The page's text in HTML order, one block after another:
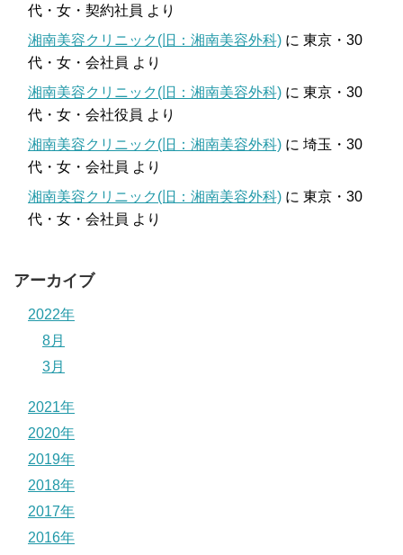
代・女・契約社員 より
湘南美容クリニック(旧：湘南美容外科) に 東京・30
代・女・会社員 より
湘南美容クリニック(旧：湘南美容外科) に 東京・30
代・女・会社役員 より
湘南美容クリニック(旧：湘南美容外科) に 埼玉・30
代・女・会社員 より
湘南美容クリニック(旧：湘南美容外科) に 東京・30
代・女・会社員 より
アーカイブ
2022年
8月
3月
2021年
2020年
2019年
2018年
2017年
2016年